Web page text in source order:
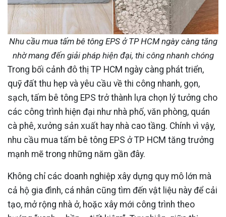
Nhu cầu mua tấm bê tông EPS ở TP HCM ngày càng tăng
nhờ mang đến giải pháp hiện đại, thi công nhanh chóng
Trong bối cảnh đô thị TP HCM ngày càng phát triển,
quỹ đất thu hẹp và yêu cầu về thi công nhanh, gọn,
sạch, tấm bê tông EPS trở thành lựa chọn lý tưởng cho
các công trình hiện đại như nhà phố, văn phòng, quán
cà phê, xưởng sản xuất hay nhà cao tầng. Chính vì vậy,
nhu cầu mua tấm bê tông EPS ở TP HCM tăng trưởng
mạnh mẽ trong những năm gần đây.
Không chỉ các doanh nghiệp xây dựng quy mô lớn mà
cả hộ gia đình, cá nhân cũng tìm đến vật liệu này để cải
tạo, mở rộng nhà ở, hoặc xây mới công trình theo